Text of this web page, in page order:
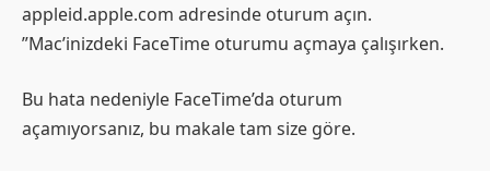
appleid.apple.com adresinde oturum açın.
”Mac’inizdeki FaceTime oturumu açmaya çalışırken.
Bu hata nedeniyle FaceTime’da oturum
açamıyorsanız, bu makale tam size göre.